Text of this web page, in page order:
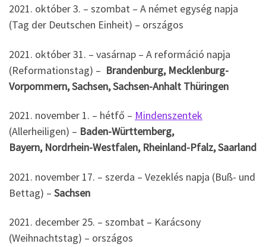
2021. október 3. – szombat – A német egység napja
(Tag der Deutschen Einheit) – országos
2021. október 31. – vasárnap – A reformáció napja
(Reformationstag) – Brandenburg, Mecklenburg-
Vorpommern, Sachsen, Sachsen-Anhalt Thüringen
2021. november 1. – hétfő – Mindenszentek
(Allerheiligen) – Baden-Württemberg,
Bayern, Nordrhein-Westfalen, Rheinland-Pfalz, Saarland
2021. november 17. – szerda – Vezeklés napja (Buß- und
Bettag) – Sachsen
2021. december 25. – szombat – Karácsony
(Weihnachtstag) – országos